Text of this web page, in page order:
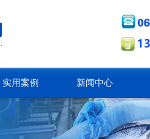
实用案例 新闻中心